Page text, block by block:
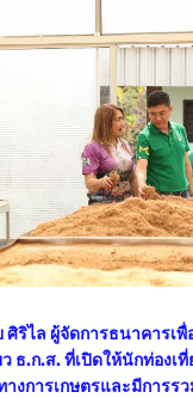
ริไล ผู้จัดการธนาคารเ
.ก.ส. ที่เปิดให้นักท่องเ
การเกษตรและมีการร